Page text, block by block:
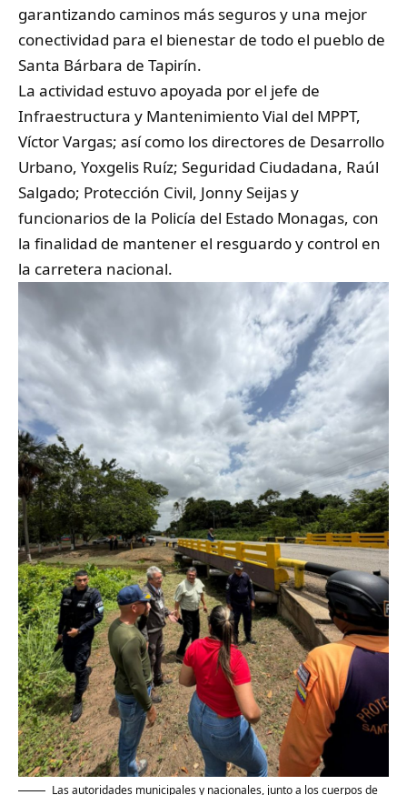
garantizando caminos más seguros y una mejor
conectividad para el bienestar de todo el pueblo de
Santa Bárbara de Tapirín.
La actividad estuvo apoyada por el jefe de
Infraestructura y Mantenimiento Vial del MPPT,
Víctor Vargas; así como los directores de Desarrollo
Urbano, Yoxgelis Ruíz; Seguridad Ciudadana, Raúl
Salgado; Protección Civil, Jonny Seijas y
funcionarios de la Policía del Estado Monagas, con
la finalidad de mantener el resguardo y control en
la carretera nacional.
Las autoridades municipales y nacionales, junto a los cuerpos de